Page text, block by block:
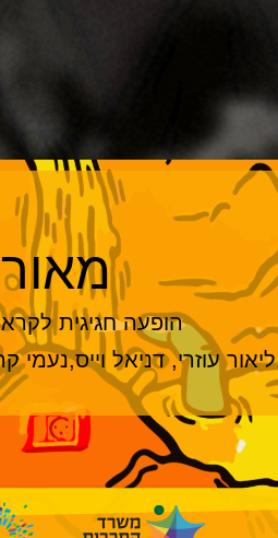
מאור
הופעה חגיגית
עוזרי, דניאל וייס,נעמי